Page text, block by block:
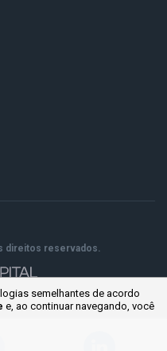
direitos reservados.
semelhantes de acordo
e, ao continuarnavegando, você